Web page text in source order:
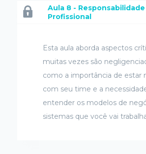
Aula 8 - Responsabilidade
Profissional
Esta aula aborda aspectos
muitas vezes são
como a importância de estar
com seu time e a
entender os modelos de
sistemas que você vai